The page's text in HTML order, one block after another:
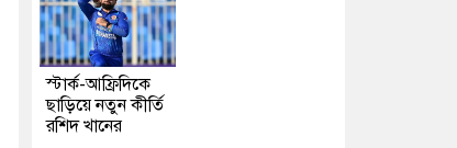
স্টার্ক-আফ্রিদিকে
ছাড়িয়ে নতুন কীর্তি
রশিদ খানের